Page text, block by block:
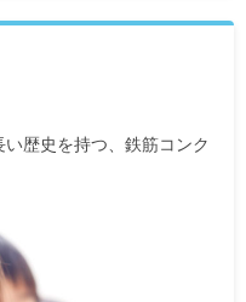
同条件
歴史を持つ、鉄筋コンク